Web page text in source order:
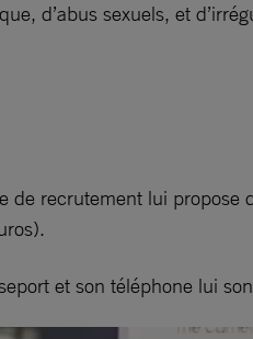
d’abus sexuels, et
recrutement lui propose
et son téléphone lui